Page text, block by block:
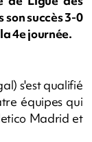
succès 3-0
4e journée.
s'est qualifié
équipes qui
Madrid et